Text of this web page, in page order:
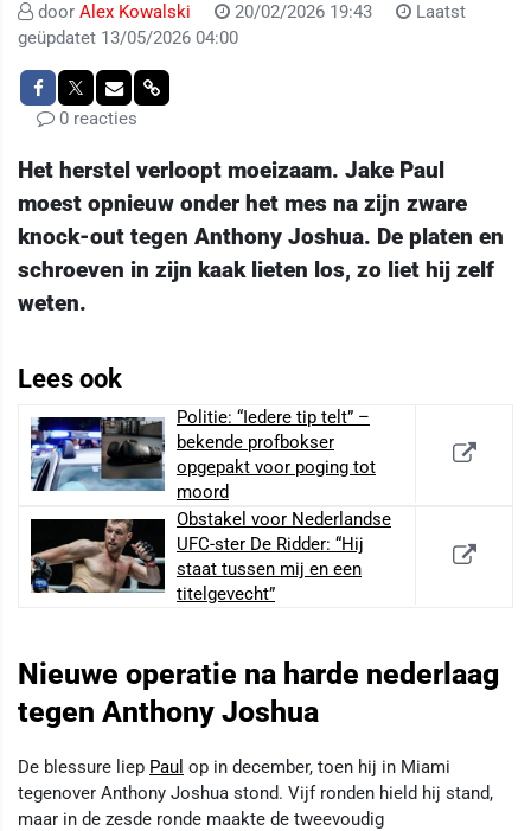
door Alex Kowalski 20/02/2026 19:43
Laatst
geüpdatet 13/05/2026 04:00
0 reacties
Het herstel verloopt moeizaam. Jake Paul
moest opnieuw onder het mes na zijn zware
knock-out tegen Anthony Joshua. De platen en
schroeven in zijn kaak lieten los, zo liet hij zelf
weten.
Lees ook
Politie: “Iedere tip telt” –
bekende profbokser
opgepakt voor poging tot
moord
Obstakel voor Nederlandse
UFC-ster De Ridder: “Hij
staat tussen mij en een
titelgevecht”
Nieuwe operatie na harde nederlaag
tegen Anthony Joshua
De blessure liep Paul op in december, toen hij in Miami
tegenover Anthony Joshua stond. Vijf ronden hield hij stand,
maar in de zesde ronde maakte de tweevoudig